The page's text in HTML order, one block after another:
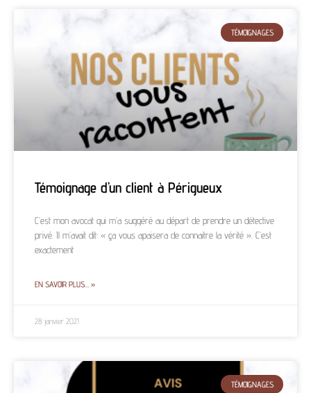
TÉMOIGNAGES
Témoignage d’un client à Périgueux
C’est mon avocat qui m’a suggéré au départ de prendre un détective
privé. Il m’avait dit: « ça vous apaisera de connaitre la vérité ». C’est
exactement
EN SAVOIR PLUS… »
28 janvier 2021
TÉMOIGNAGES